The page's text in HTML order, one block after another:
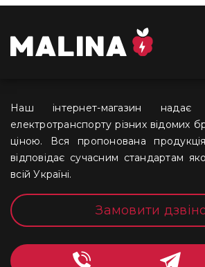
Наш інтернет-магазин надає
електротранспорту різних відомих
ціною. Вся пропонована
відповідає сучасним стандартам
всій Україні.
Замовити